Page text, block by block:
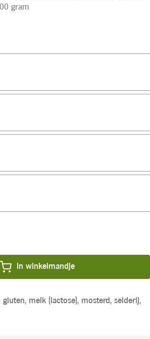
gram
In winkelmandje
gluten, melk (lactose), mosterd, selderij,